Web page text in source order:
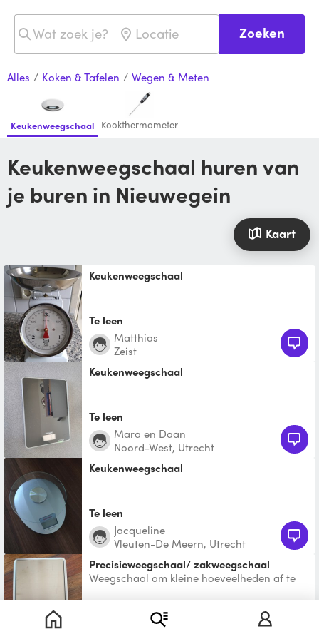
Zoeken
Alles / Koken & Tafelen / Wegen & Meten
Keukenweegschaal Kookthermometer
Keukenweegschaal huren van
je buren in Nieuwegein
Kaart
keukenweegschaal
Te leen
Matthias
Zeist
keukenweegschaal
Te leen
Mara en Daan
Noord-West, Utrecht
keukenweegschaal
Te leen
Jacqueline
Vleuten-De Meern, Utrecht
Precisieweegschaal/ zakweegschaal
Weegschaal om kleine hoeveelheden af te